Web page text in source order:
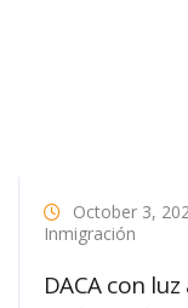
October 3,
Inmigración
DACA con